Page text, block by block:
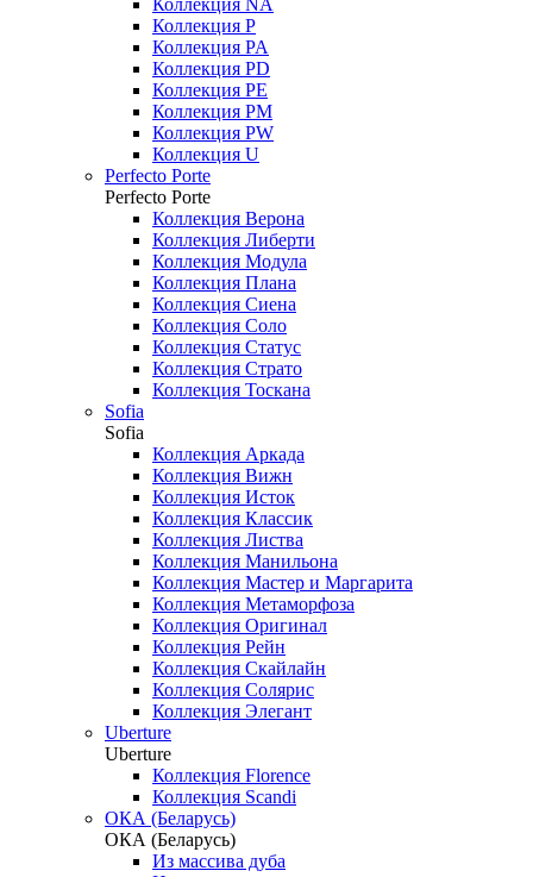
Коллекция NA
Коллекция P
Коллекция PA
Коллекция PD
Коллекция PE
Коллекция PM
Коллекция PW
Коллекция U
Perfecto Porte
Perfecto Porte
Коллекция Верона
Коллекция Либерти
Коллекция Модула
Коллекция Плана
Коллекция Сиена
Коллекция Соло
Коллекция Статус
Коллекция Страто
Коллекция Тоскана
Sofia
Sofia
Коллекция Аркада
Коллекция Вижн
Коллекция Исток
Коллекция Классик
Коллекция Листва
Коллекция Манильона
Коллекция Мастер и Маргарита
Коллекция Метаморфоза
Коллекция Оригинал
Коллекция Рейн
Коллекция Скайлайн
Коллекция Солярис
Коллекция Элегант
Uberture
Uberture
Коллекция Florence
Коллекция Scandi
ОКА (Беларусь)
ОКА (Беларусь)
Из массива дуба